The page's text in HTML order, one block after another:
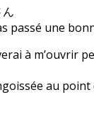
passé une
à m’ouvrir
au point